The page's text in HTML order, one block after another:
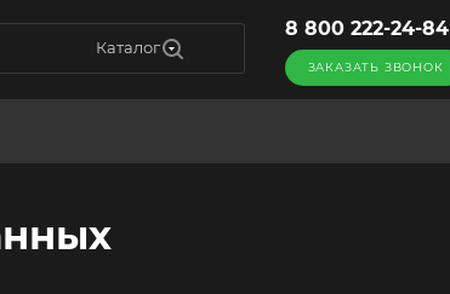
Каталог
8 800 222-24-84
ЗАКАЗАТЬ ЗВОНОК